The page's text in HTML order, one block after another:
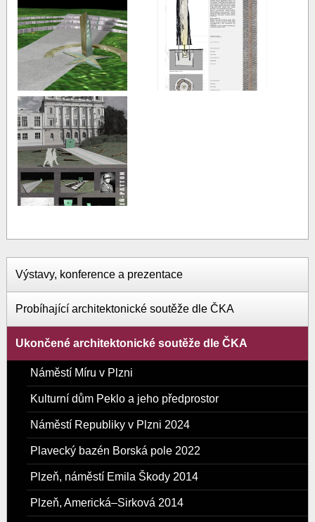
Výstavy, konference a prezentace
Probíhající architektonické soutěže dle ČKA
Ukončené architektonické soutěže dle ČKA
Náměstí Míru v Plzni
Kulturní dům Peklo a jeho předprostor
Náměstí Republiky v Plzni 2024
Plavecký bazén Borská pole 2022
Plzeň, náměstí Emila Škody 2014
Plzeň, Americká–Sirková 2014